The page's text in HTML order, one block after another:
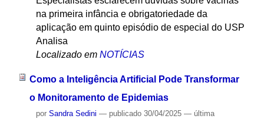
na primeira infância e obrigatoriedade da
aplicação em quinto episódio de especial do USP
Analisa
Localizado em NOTÍCIAS
Como a Inteligência Artificial Pode Transformar
o Monitoramento de Epidemias
por Sandra Sedini — publicado30/04/2025 — última